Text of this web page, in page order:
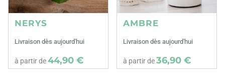
NERYS
Livraison dès aujourd'hui
à partir de44,90 €
AMBRE
Livraison dès aujourd'hui
à partir de36,90 €